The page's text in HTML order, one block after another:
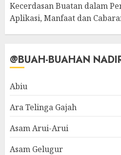
Kecerdasan Buatan dalam
Aplikasi, Manfaat dan
@BUAH-BUAHAN
Abiu
Ara Telinga Gajah
Asam Arui-Arui
Asam Gelugur